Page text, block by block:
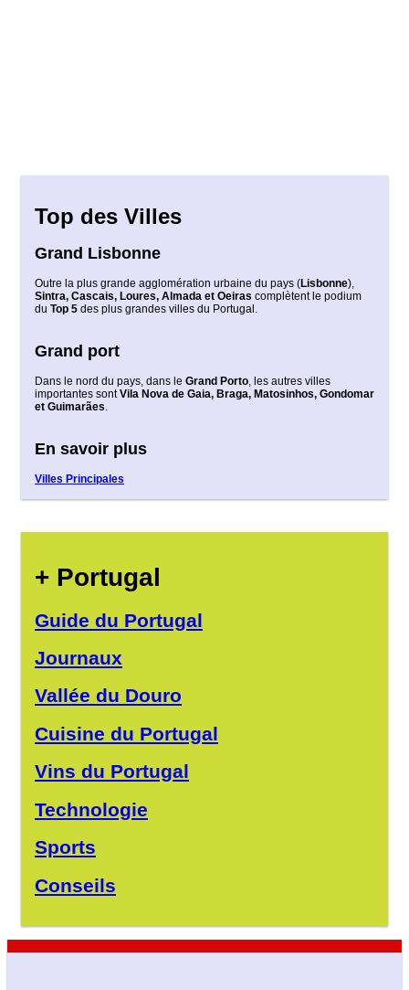
Top des Villes
Grand Lisbonne
Outre la plus grande agglomération urbaine du pays (Lisbonne),
Sintra, Cascais, Loures, Almada et Oeiras complètent le podium
du Top 5 des plus grandes villes du Portugal.
Grand port
Dans le nord du pays, dans le Grand Porto, les autres villes
importantes sontVila Nova de Gaia, Braga, Matosinhos, Gondomar
et Guimarães.
En savoir plus
Villes Principales
+ Portugal
Guide du Portugal
Journaux
Vallée du Douro
Cuisine du Portugal
Vins du Portugal
Technologie
Sports
Conseils